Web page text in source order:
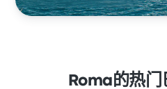
Roma的热